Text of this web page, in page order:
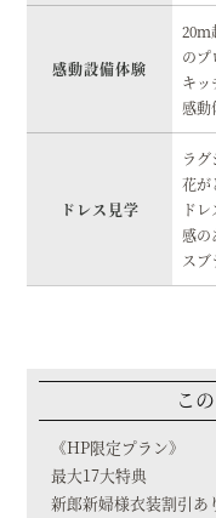
感動設備体験
20
のプ
キッ
感動
ドレス見学
ラ
花が
ド
感の
ス
こ
《HP限定プラン》
最大17大特典
新郎新婦様衣装割引あ